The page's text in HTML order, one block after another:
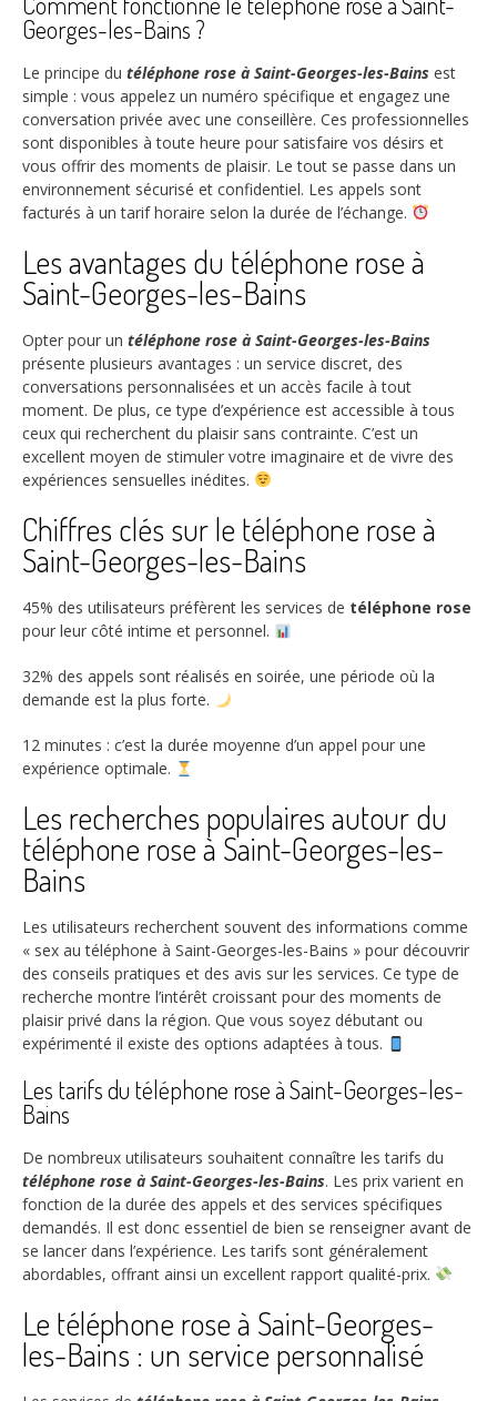
Georges-les-Bains ?
Le principe du téléphone rose à Saint-Georges-les-Bains est
simple : vous appelez un numéro spécifique et engagez une
conversation privée avec une conseillère. Ces professionnelles
sont disponibles à toute heure pour satisfaire vos désirs et
vous offrir des moments de plaisir. Le tout se passe dans un
environnement sécurisé et confidentiel. Les appels sont
facturés à un tarif horaire selon la durée de l’échange.
Les avantages du téléphone rose à
Saint-Georges-les-Bains
Opter pour un téléphone rose à Saint-Georges-les-Bains
présente plusieurs avantages : un service discret, des
conversations personnalisées et un accès facile à tout
moment. De plus, ce type d’expérience est accessible à tous
ceux qui recherchent du plaisir sans contrainte. C’est un
excellent moyen de stimuler votre imaginaire et de vivre des
expériences sensuelles inédites.
Chiffres clés sur le téléphone rose à
Saint-Georges-les-Bains
45% des utilisateurs préfèrent les services de téléphone rose
pour leur côté intime et personnel.
32% des appels sont réalisés en soirée, une période où la
demande est la plus forte.
12 minutes : c’est la durée moyenne d’un appel pour une
expérience optimale.
Les recherches populaires autour du
téléphone rose à Saint-Georges-les-
Bains
Les utilisateurs recherchent souvent des informations comme
« sex au téléphone à Saint-Georges-les-Bains » pour découvrir
des conseils pratiques et des avis sur les services. Ce type de
recherche montre l’intérêt croissant pour des moments de
plaisir privé dans la région. Que vous soyez débutant ou
expérimenté il existe des options adaptées à tous.
Les tarifs du téléphone rose à Saint-Georges-les-
Bains
De nombreux utilisateurs souhaitent connaître les tarifs du
téléphone rose à Saint-Georges-les-Bains. Les prix varient en
fonction de la durée des appels et des services spécifiques
demandés. Il est donc essentiel de bien se renseigner avant de
se lancer dans l’expérience. Les tarifs sont généralement
abordables, offrant ainsi un excellent rapport qualité-prix.
Le téléphone rose à Saint-Georges-
les-Bains : un service personnalisé